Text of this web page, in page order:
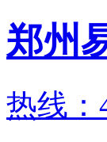
郑州
热线：